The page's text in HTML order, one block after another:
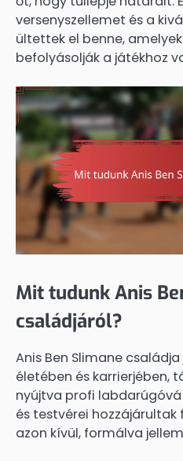
versenyszellemet és a
ültettek el benne,
befolyásolják a játékhoz
Mit tudunk Anis
családjáról?
Anis Ben Slimane
életében és karrierjében,
nyújtva profi labdarúgóvá
és testvérei hozzájárultak
azon kívül, formálva